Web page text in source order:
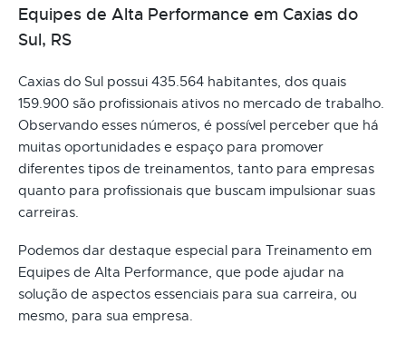
Equipes de Alta Performance em Caxias do
Sul, RS
Caxias do Sul possui 435.564 habitantes, dos quais
159.900 são profissionais ativos no mercado de trabalho.
Observando esses números, é possível perceber que há
muitas oportunidades e espaço para promover
diferentes tipos de treinamentos, tanto para empresas
quanto para profissionais que buscam impulsionar suas
carreiras.
Podemos dar destaque especial para Treinamento em
Equipes de Alta Performance, que pode ajudar na
solução de aspectos essenciais para sua carreira, ou
mesmo, para sua empresa.